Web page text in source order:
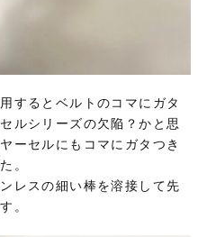
するとベルトのコマにガタ
ルシリーズの欠陥？かと思
ーセルにもコマにガタつき
。
レスの細い棒を溶接して先
。